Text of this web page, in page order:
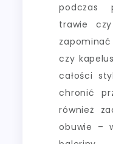
podczas
trawie
czy
całości
chronić
również
obuwie –